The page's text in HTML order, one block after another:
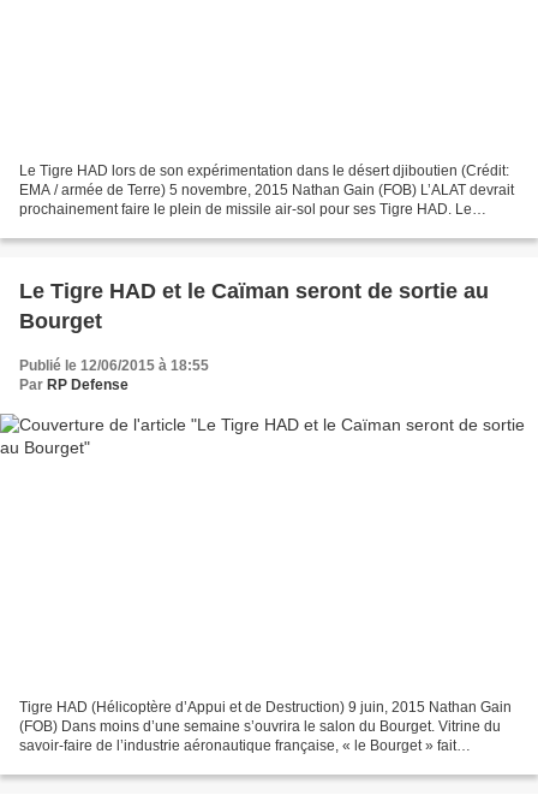
Le Tigre HAD lors de son expérimentation dans le désert djiboutien (Crédit:
EMA / armée de Terre) 5 novembre, 2015 Nathan Gain (FOB) L’ALAT devrait
prochainement faire le plein de missile air-sol pour ses Tigre HAD. Le
Le Tigre HAD et le Caïman seront de sortie au
Bourget
Publié le 12/06/2015 à 18:55
Par RP Defense
Tigre HAD (Hélicoptère d’Appui et de Destruction) 9 juin, 2015 Nathan Gain
(FOB) Dans moins d’une semaine s’ouvrira le salon du Bourget. Vitrine du
savoir-faire de l’industrie aéronautique française, « le Bourget » fait